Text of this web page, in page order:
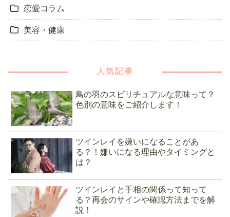
恋愛コラム
美容・健康
人気記事
鳥の羽のスピリチュアルな意味って？
色別の意味をご紹介します！
ツインレイを嫌いになることがあ
る？！嫌いになる理由やタイミングと
は？
ツインレイと手相の関係って知って
る？再会のサインや確認方法までを解
説！